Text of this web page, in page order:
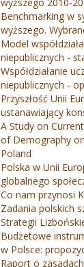
Benchmarking w
wyższego.
Model
niepublicznych -
Współdziałanie
niepublicznych -
Przyszłość Unii
ustanawiający
A Study on
of Demography
Poland
Polska w Unii
globalnego
Co nam przynosi
Zadania polskich
Strategii
Budżetowe
w Polsce:
Raport o